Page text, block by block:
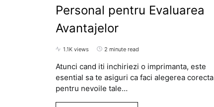
Personal pentru Evaluarea
Avantajelor
1.1K views 2 minute read
Atunci cand iti inchiriezi o imprimanta, este
esential sa te asiguri ca faci alegerea corecta
pentru nevoile tale…